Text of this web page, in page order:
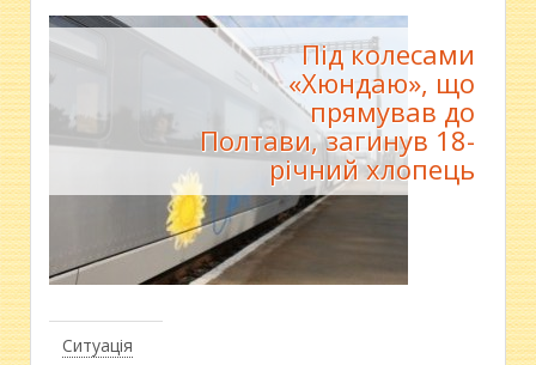
Ситуація
Під колесами
«Хюндаю», що
прямував до
Полтави, загинув 18-
річний хлопець